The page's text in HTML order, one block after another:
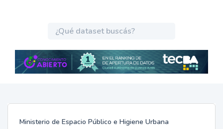
Ministerio de Espacio Público e Higiene Urbana